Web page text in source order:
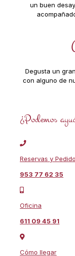
un buen
Degusta un
con alguno de
¿Podemos
Reservas y
953 77 62 35
Oficina
611 09 45 91
Cómo llegar